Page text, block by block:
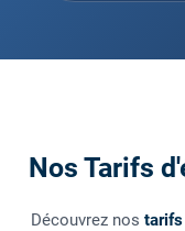
Nos Tarifs
Découvrez nos tarifs